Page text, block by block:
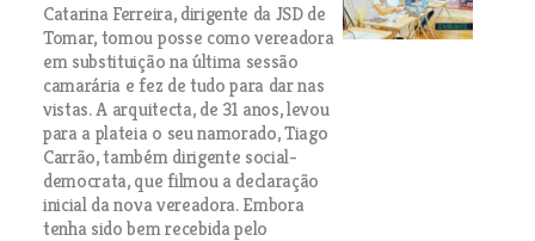
Catarina Ferreira, dirigente da JSD de
Tomar, tomou posse como vereadora
em substituição na última sessão
camarária e fez de tudo para dar nas
vistas. A arquitecta, de 31 anos, levou
para a plateia o seu namorado, Tiago
Carrão, também dirigente social-
democrata, que filmou a declaração
inicial da nova vereadora. Embora
tenha sido bem recebida pelo